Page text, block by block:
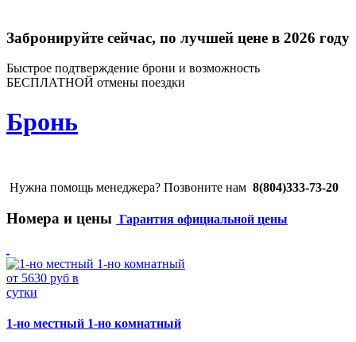
Забронируйте сейчас, по лучшей цене в 2026 году
Быстрое подтверждение брони и возможность
БЕСПЛАТНОЙ отмены поездки
Бронь
Нужна помощь менеджера? Позвоните нам 8(804)333-73-20
Номера и цены Гарантия официальной цены
от 5630 руб в
сутки
1-но местный 1-но комнатный